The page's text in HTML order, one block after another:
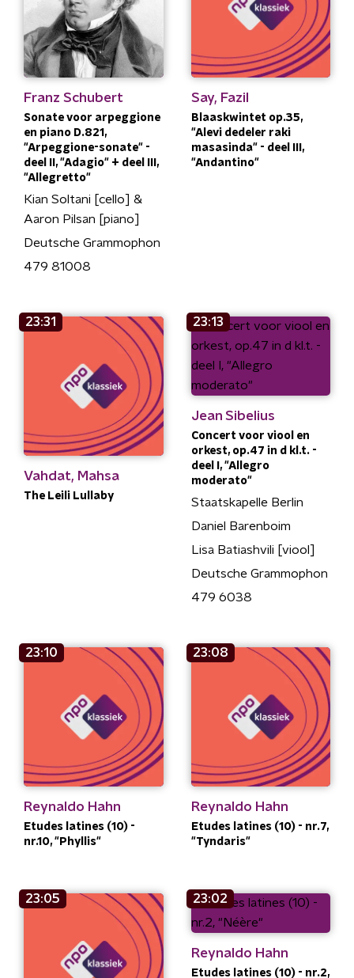
Franz Schubert
Sonate voor arpeggione
en piano D.821,
"Arpeggione-sonate" -
deel II, "Adagio" + deel III,
"Allegretto"
Kian Soltani [cello] &
Aaron Pilsan [piano]
Deutsche Grammophon
479 81008
Say, Fazil
Blaaskwintet op.35,
"Alevi dedeler raki
masasinda" - deel III,
"Andantino"
23:31
Vahdat, Mahsa
The Leili Lullaby
23:13
Jean Sibelius
Concert voor viool en
orkest, op.47 in d kl.t. -
deel I, "Allegro
moderato"
Staatskapelle Berlin
Daniel Barenboim
Lisa Batiashvili [viool]
Deutsche Grammophon
479 6038
23:10
Reynaldo Hahn
Etudes latines (10) -
nr.10, "Phyllis"
23:08
Reynaldo Hahn
Etudes latines (10) - nr.7,
"Tyndaris"
23:05 23:02
Reynaldo Hahn
Etudes latines (10) - nr.2,